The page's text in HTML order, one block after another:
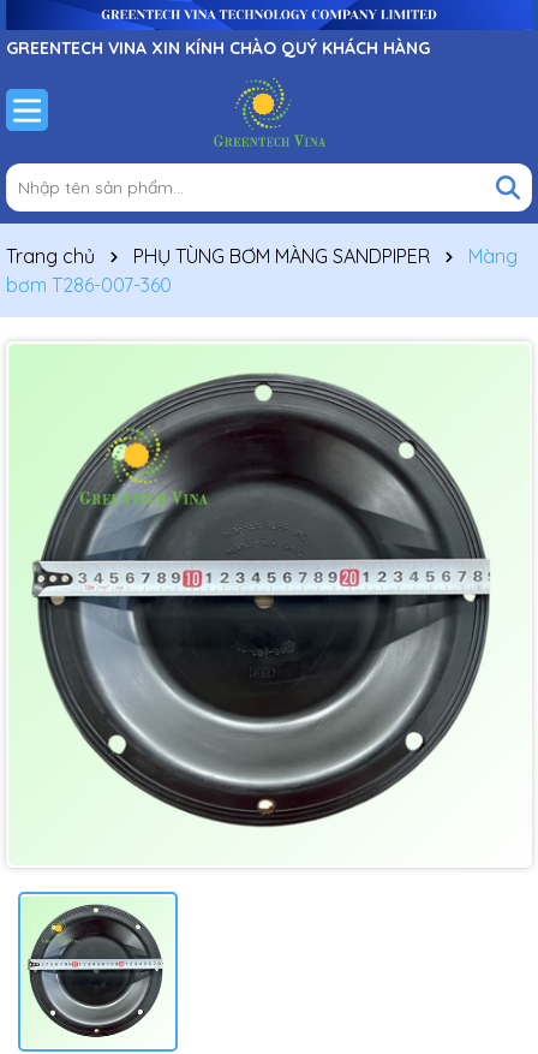
GREENTECH VINA XIN KÍNH CHÀO QUÝ KHÁCH HÀNG
Trang chủ PHỤ TÙNG BƠM MÀNG SANDPIPER
Màng
bơm T286-007-360